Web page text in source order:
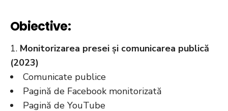
Obiective:
Monitorizarea presei și comunicarea publică
(2023)
Comunicate publice
Pagină de Facebook monitorizată
Pagină de YouTube